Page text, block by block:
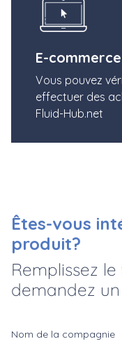
E-commerce
Vous pouvez
effectuer des
Fluid-Hub.net
Êtes-vous
produit?
Remplissez
demandez
Nom de la compagnie